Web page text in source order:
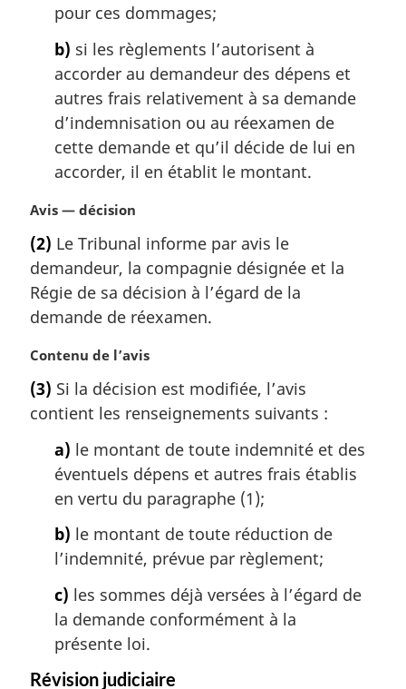
pour ces dommages;
b) si les règlements l’autorisent à
accorder au demandeur des dépens et
autres frais relativement à sa demande
d’indemnisation ou au réexamen de
cette demande et qu’il décide de lui en
accorder, il en établit le montant.
N
t
e
m
a
g
n
a
Avis — décision
(2) Le Tribunal informe par avis le
demandeur, la compagnie désignée et la
Régie de sa décision à l’égard de la
demande de réexamen.
N
t
e
Contenu de l’avis
(3) Si la décision est modifiée, l’avis
contient les renseignements suivants :
a) le montant de toute indemnité et des
éventuels dépens et autres frais établis
en vertu du paragraphe (1);
b) le montant de toute réduction de
l’indemnité, prévue par règlement;
c) les sommes déjà versées à l’égard de
la demande conformément à la
présente loi.
Révision judiciaire